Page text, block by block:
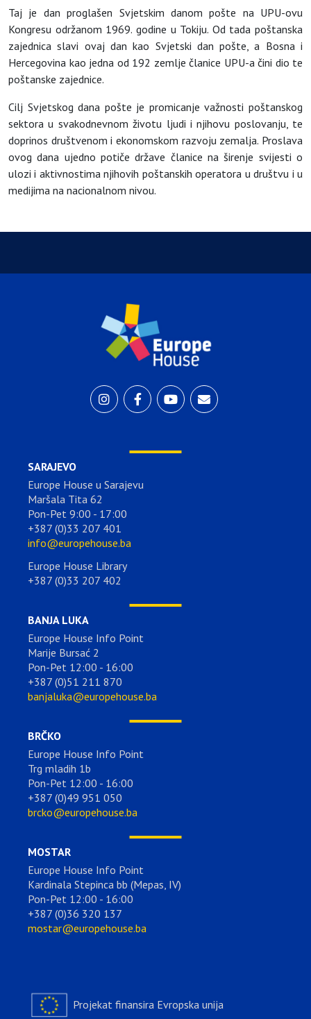
Taj je dan proglašen Svjetskim danom pošte na UPU-ovu
Kongresu održanom 1969. godine u Tokiju. Od tada poštanska
zajednica slavi ovaj dan kao Svjetski dan pošte, a Bosna i
Hercegovina kao jedna od 192 zemlje članice UPU-a čini dio te
poštanske zajednice.
Cilj Svjetskog dana pošte je promicanje važnosti poštanskog
sektora u svakodnevnom životu ljudi i njihovu poslovanju, te
doprinos društvenom i ekonomskom razvoju zemalja. Proslava
ovog dana ujedno potiče države članice na širenje svijesti o
ulozi i aktivnostima njihovih poštanskih operatora u društvu i u
medijima na nacionalnom nivou.
SARAJEVO
Europe House u Sarajevu
Maršala Tita 62
Pon-Pet 9:00 - 17:00
+387 (0)33 207 401
info@europehouse.ba
Europe House Library
+387 (0)33 207 402
BANJA LUKA
Europe House Info Point
Marije Bursać 2
Pon-Pet 12:00 - 16:00
+387 (0)51 211 870
banjaluka@europehouse.ba
BRČKO
Europe House Info Point
Trg mladih 1b
Pon-Pet 12:00 - 16:00
+387 (0)49 951 050
brcko@europehouse.ba
MOSTAR
Europe House Info Point
Kardinala Stepinca bb (Mepas, IV)
Pon-Pet 12:00 - 16:00
+387 (0)36 320 137
mostar@europehouse.ba
Projekat finansira Evropska unija